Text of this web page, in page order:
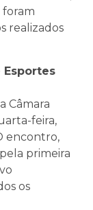
foram
realizados
Esportes
Câmara
feira,
encontro,
primeira
os